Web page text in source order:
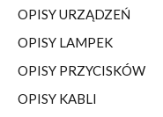
OPISY URZĄDZEŃ
OPISY LAMPEK
OPISY PRZYCISKÓW
OPISY KABLI